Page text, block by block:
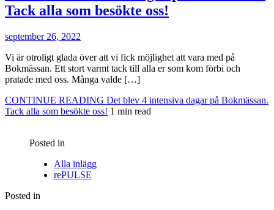
Tack alla som besökte oss!
september 26, 2022
Vi är otroligt glada över att vi fick möjlighet att vara med på
Bokmässan. Ett stort varmt tack till alla er som kom förbi och
pratade med oss. Många valde […]
CONTINUE READING Det blev 4 intensiva dagar på Bokmässan.
Tack alla som besökte oss! 1 min read
Posted in
Alla inlägg
rePULSE
Posted in